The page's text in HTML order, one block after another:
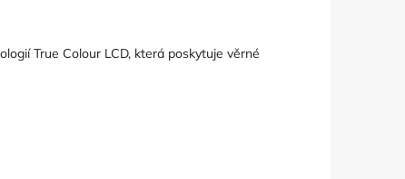
True Colour LCD, která poskytuje věrné